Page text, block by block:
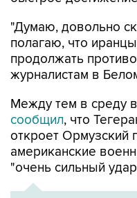
"Думаю, довольно
полагаю, что
продолжать
журналистам в
Между тем в среду
сообщил, что
откроет Ормузский
американские
"очень сильный